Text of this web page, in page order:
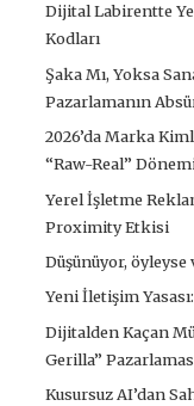
Dijital Labirentte
Kodları
Şaka Mı, Yoksa
Pazarlamanın
2026’da Marka
“Raw-Real”
Yerel İşletme
Proximity Etkisi
Düşünüyor,
Yeni İletişim
Dijitalden Kaçan
Gerilla”
Kusursuz AI’dan